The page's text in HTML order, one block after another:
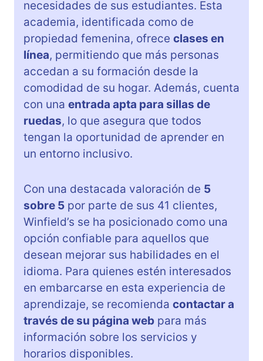
necesidades de sus estudiantes. Esta
academia, identificada como de
propiedad femenina, ofrece clases en
línea, permitiendo que más personas
accedan a su formación desde la
comodidad de su hogar. Además, cuenta
con una entrada apta para sillas de
ruedas, lo que asegura que todos
tengan la oportunidad de aprender en
un entorno inclusivo.
Con una destacada valoración de 5
sobre 5 por parte de sus 41 clientes,
Winfield’s se ha posicionado como una
opción confiable para aquellos que
desean mejorar sus habilidades en el
idioma. Para quienes estén interesados
en embarcarse en esta experiencia de
aprendizaje, se recomienda contactar a
través de su página web para más
información sobre los servicios y
horarios disponibles.